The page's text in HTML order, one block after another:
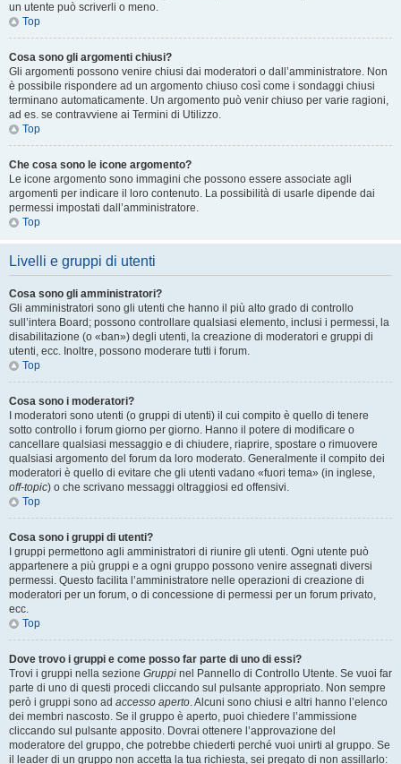
un utente può scriverli o meno.
Top
Cosa sono gli argomenti chiusi?
Gli argomenti possono venire chiusi dai moderatori o dall’amministratore. Non
è possibile rispondere ad un argomento chiuso così come i sondaggi chiusi
terminano automaticamente. Un argomento può venir chiuso per varie ragioni,
ad es. se contravviene ai Termini di Utilizzo.
Top
Che cosa sono le icone argomento?
Le icone argomento sono immagini che possono essere associate agli
argomenti per indicare il loro contenuto. La possibilità di usarle dipende dai
permessi impostati dall’amministratore.
Top
Livelli e gruppi di utenti
Cosa sono gli amministratori?
Gli amministratori sono gli utenti che hanno il più alto grado di controllo
sull’intera Board; possono controllare qualsiasi elemento, inclusi i permessi, la
disabilitazione (o «ban») degli utenti, la creazione di moderatori e gruppi di
utenti, ecc. Inoltre, possono moderare tutti i forum.
Top
Cosa sono i moderatori?
I moderatori sono utenti (o gruppi di utenti) il cui compito è quello di tenere
sotto controllo i forum giorno per giorno. Hanno il potere di modificare o
cancellare qualsiasi messaggio e di chiudere, riaprire, spostare o rimuovere
qualsiasi argomento del forum da loro moderato. Generalmente il compito dei
moderatori è quello di evitare che gli utenti vadano «fuori tema» (in inglese,
off-topic) o che scrivano messaggi oltraggiosi ed offensivi.
Top
Cosa sono i gruppi di utenti?
I gruppi permettono agli amministratori di riunire gli utenti. Ogni utente può
appartenere a più gruppi e a ogni gruppo possono venire assegnati diversi
permessi. Questo facilita l’amministratore nelle operazioni di creazione di
moderatori per un forum, o di concessione di permessi per un forum privato,
ecc.
Top
Dove trovo i gruppi e come posso far parte di uno di essi?
Trovi i gruppi nella sezione Gruppi nel Pannello di Controllo Utente. Se vuoi far
parte di uno di questi procedi cliccando sul pulsante appropriato. Non sempre
però i gruppi sono ad accesso aperto. Alcuni sono chiusi e altri hanno l’elenco
dei membri nascosto. Se il gruppo è aperto, puoi chiedere l’ammissione
cliccando sul pulsante apposito. Dovrai ottenere l’approvazione del
moderatore del gruppo, che potrebbe chiederti perché vuoi unirti al gruppo. Se
il leader di un gruppo non accetta la tua richiesta, sei pregato di non assillarlo: